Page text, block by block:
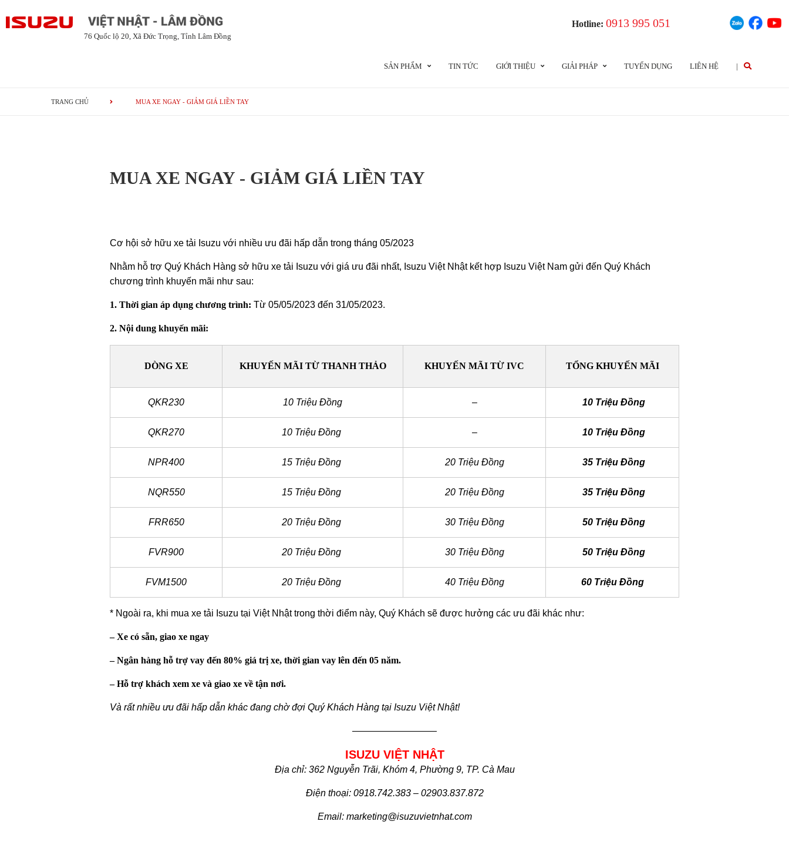
Hotline:0913 995 051
76 Quốc lộ 20, Xã Đức Trọng, Tỉnh Lâm Đồng
SẢN PHẨM TIN TỨC GIỚI THIỆU GIẢI PHÁP TUYỂN DỤNG LIÊN HỆ |
TRANG CHỦ MUA XE NGAY - GIẢM GIÁ LIỀN TAY
MUA XE NGAY - GIẢM GIÁ LIỀN TAY
Cơ hội sở hữu xe tải Isuzu với nhiều ưu đãi hấp dẫn trong tháng 05/2023
Nhằm hỗ trợ Quý Khách Hàng sở hữu xe tải Isuzu với giá ưu đãi nhất, Isuzu Việt Nhật kết hợp Isuzu Việt Nam gửi đến Quý Khách
chương trình khuyến mãi như sau:
1. Thời gian áp dụng chương trình: Từ 05/05/2023 đến 31/05/2023.
2. Nội dung khuyến mãi:
DÒNG XE KHUYẾN MÃI TỪ THANH THẢO KHUYẾN MÃI TỪ IVC TỔNG KHUYẾN MÃI
QKR230 10 Triệu Đồng – 10 Triệu Đồng
QKR270 10 Triệu Đồng – 10 Triệu Đồng
NPR400 15 Triệu Đồng 20 Triệu Đồng 35 Triệu Đồng
NQR550 15 Triệu Đồng 20 Triệu Đồng 35 Triệu Đồng
FRR650 20 Triệu Đồng 30 Triệu Đồng 50 Triệu Đồng
FVR900 20 Triệu Đồng 30 Triệu Đồng 50 Triệu Đồng
FVM1500 20 Triệu Đồng 40 Triệu Đồng 60 Triệu Đồng
* Ngoài ra, khi mua xe tải Isuzu tại Việt Nhật trong thời điểm này, Quý Khách sẽ được hưởng các ưu đãi khác như:
– Xe có sẵn, giao xe ngay
– Ngân hàng hỗ trợ vay đến 80% giá trị xe, thời gian vay lên đến 05 năm.
– Hỗ trợ khách xem xe và giao xe về tận nơi.
Và rất nhiều ưu đãi hấp dẫn khác đang chờ đợi Quý Khách Hàng tại Isuzu Việt Nhật!
—————————
ISUZU VIỆT NHẬT
Địa chỉ: 362 Nguyễn Trãi, Khóm 4, Phường 9, TP. Cà Mau
Điện thoại: 0918.742.383 – 02903.837.872
Email: marketing@isuzuvietnhat.com